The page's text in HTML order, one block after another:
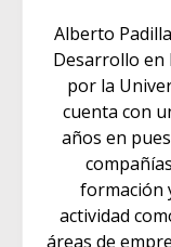
Alberto
Desarrollo en
por la
cuenta con
años en
formación
actividad
áreas de